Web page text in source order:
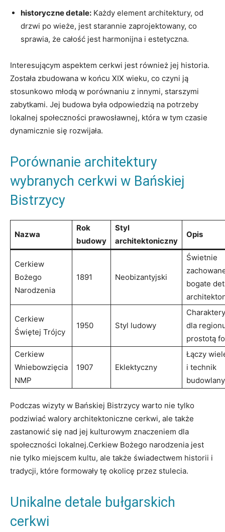
historyczne‍ detale: Każdy element⁤ architektury, od
drzwi po wieże, jest starannie zaprojektowany, co
sprawia, że całość jest⁢ harmonijna ⁣i estetyczna.
Interesującym aspektem cerkwi jest również jej historia.
Została zbudowana w końcu ​XIX wieku, ​co czyni ją
stosunkowo młodą‌ w porównaniu z innymi, starszymi
zabytkami. Jej budowa‍ była odpowiedzią na potrzeby
lokalnej społeczności prawosławnej, która w tym czasie
dynamicznie się rozwijała.
Porównanie architektury
wybranych cerkwi w Bańskiej
Bistrzycy
Nazwa
Rok
budowy
Styl
architektoniczny
Opis
Cerkiew​
Bożego
Narodzenia
1891 Neobizantyjski
Świetnie
bogate
Cerkiew ​
Świętej Trójcy
1950 Styl ludowy
dla
prostotą
Cerkiew
Wniebowzięcia
NMP
1907 Eklektyczny
Łączy
i technik
Podczas wizyty w Bańskiej Bistrzycy warto nie tylko
podziwiać ⁤walory architektoniczne cerkwi, ⁤ale także ​
zastanowić się nad ‍jej kulturowym znaczeniem dla
społeczności lokalnej.Cerkiew Bożego ‍narodzenia⁢ jest
nie​ tylko miejscem kultu, ale także świadectwem ⁣historii i
tradycji, ⁣które⁣ formowały tę okolicę przez‌ stulecia.
Unikalne detale bułgarskich
cerkwi